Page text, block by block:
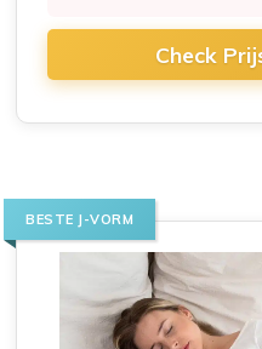
Check
BESTE J-VORM